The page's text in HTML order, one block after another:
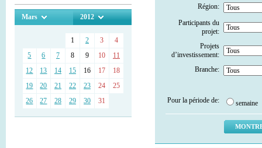
Mars 2012
1 2 3
4
5
6 7 8 9 10
11
12
13 14 15 16 17
18
19
20 21 22 23 24
25
26
27 28 29 30 31
Région:
Participants du
projet:
Projets
d’investissement:
Branche:
Pour la période de: semaine